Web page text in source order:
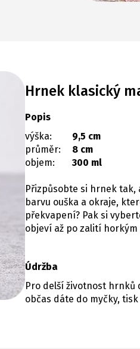
Hrnek klasický
Popis
výška:
9,5 cm
průměr:
8 cm
objem:
300 ml
Přizpůsobte si hrnek tak,
barvu ouška a okraje,
překvapení? Pak si
objeví až po zalití horkým
Údržba
Pro delší životnost hrnků
občas dáte do myčky,